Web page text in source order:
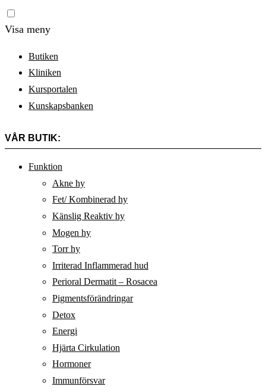
Visa meny
Butiken
Kliniken
Kursportalen
Kunskapsbanken
VÅR BUTIK:
Funktion
Akne hy
Fet/ Kombinerad hy
Känslig Reaktiv hy
Mogen hy
Torr hy
Irriterad Inflammerad hud
Perioral Dermatit – Rosacea
Pigmentsförändringar
Detox
Energi
Hjärta Cirkulation
Hormoner
Immunförsvar